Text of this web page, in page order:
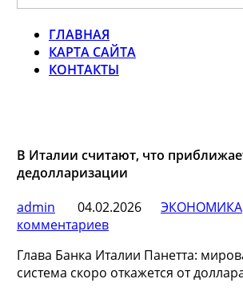
ГЛАВНАЯ
КАРТА САЙТА
КОНТАКТЫ
В Италии считают, что
дедолларизации
admin
04.02.2026 ЭКОНОМИКА
комментариев
Глава Банка Италии Панетта:
система скоро откажется от